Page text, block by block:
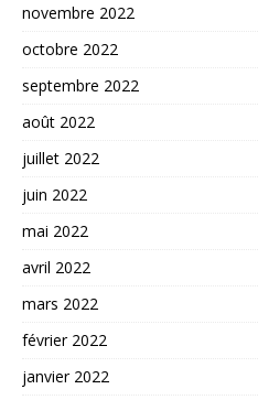
novembre 2022
octobre 2022
septembre 2022
août 2022
juillet 2022
juin 2022
mai 2022
avril 2022
mars 2022
février 2022
janvier 2022